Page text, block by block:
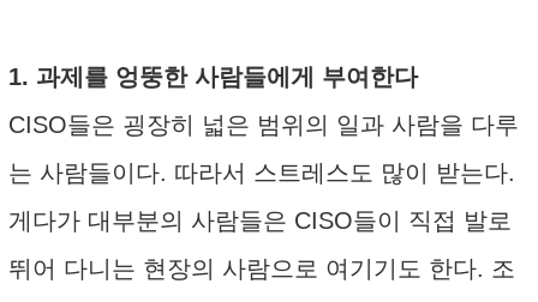
1. 과제를 엉뚱한 사람들에게 부여한다
CISO들은 굉장히 넓은 범위의 일과 사람을 다루
는 사람들이다. 따라서 스트레스도 많이 받는다.
게다가 대부분의 사람들은 CISO들이 직접 발로
뛰어 다니는 현장의 사람으로 여기기도 한다. 조